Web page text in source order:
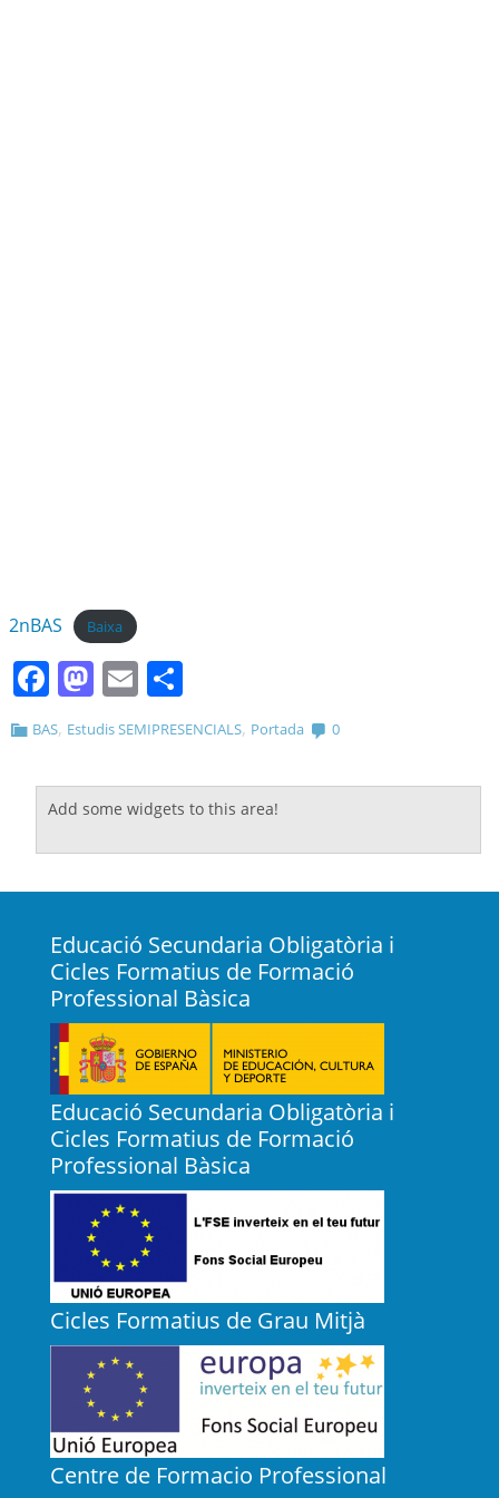
2nBAS Baixa
Facebook
Mastodon
Email
BAS, Estudis SEMIPRESENCIALS, Portada 0
Add some widgets to this area!
Educació Secundaria Obligatòria i
Cicles Formatius de Formació
Professional Bàsica
Educació Secundaria Obligatòria i
Cicles Formatius de Formació
Professional Bàsica
Cicles Formatius de Grau Mitjà
Centre de Formacio Professional